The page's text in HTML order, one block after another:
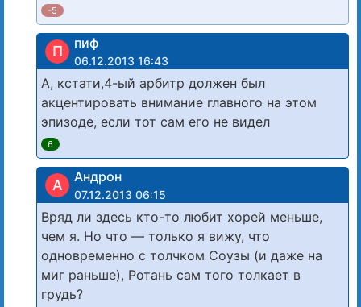
-5
П пиф
06.12.2013 16:43
А, кстати,4-ый арбитр должен был
акцентировать внимание главного на этом
эпизоде, если тот сам его не видел
6
А Андрон
07.12.2013 06:15
Вряд ли здесь кто-то любит хорей меньше,
чем я. Но что — только я вижу, что
одновременно с толчком Соузы (и даже на
миг раньше), Ротань сам того толкает в
грудь?